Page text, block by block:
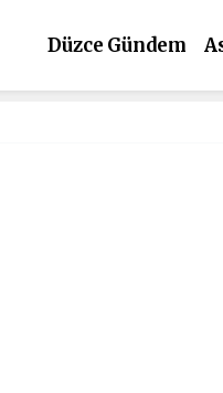
Düzce Gündem